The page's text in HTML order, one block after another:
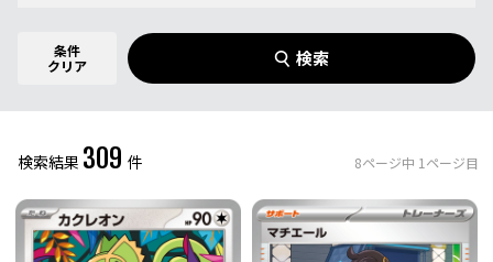
商品名
イラストレーター
レアリティ 0件選択中
ミラー仕様のカード 0件選択中
条件
クリア
検索
検索結果 309 件 8ページ中 1 ページ目